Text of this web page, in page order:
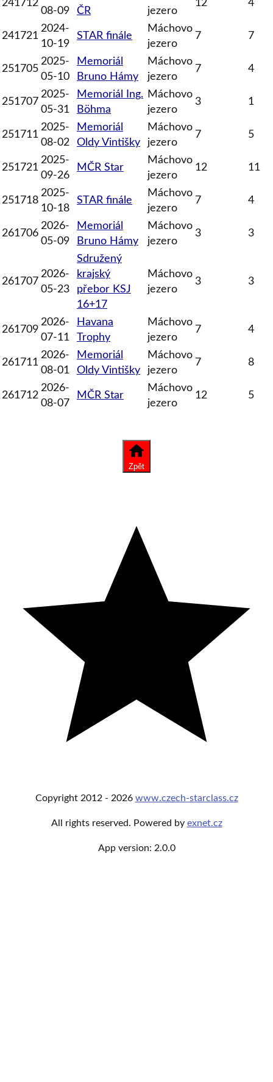
241712
08-09
ČR
jezero
12 4
241721
2024-
10-19
STAR finále
Máchovo
jezero
7 7
251705
2025-
05-10
Memoriál
Bruno Hámy
Máchovo
jezero
7 4
251707
2025-
05-31
Memoriál Ing.
Böhma
Máchovo
jezero
3 1
251711
2025-
08-02
Memoriál
Oldy Vintišky
Máchovo
jezero
7 5
251721
2025-
09-26
MČR Star
Máchovo
jezero
12 11
251718
2025-
10-18
STAR finále
Máchovo
jezero
7 4
261706
2026-
05-09
Memoriál
Bruno Hámy
Máchovo
jezero
3 3
261707
2026-
05-23
Sdružený
krajský
přebor KSJ
16+17
Máchovo
jezero
3 3
261709
2026-
07-11
Havana
Trophy
Máchovo
jezero
7 4
261711
2026-
08-01
Memoriál
Oldy Vintišky
Máchovo
jezero
7 8
261712
2026-
08-07
MČR Star
Máchovo
jezero
12 5
Zpět
Copyright 2012 - 2026 www.czech-starclass.cz
All rights reserved. Powered by exnet.cz
App version: 2.0.0